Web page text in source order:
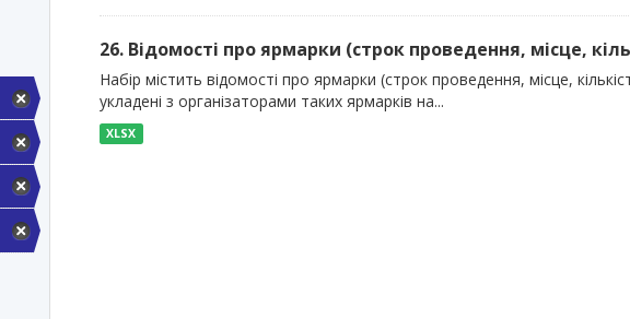
26. Відомості про ярмарки (строк проведення, місце,
Набір містить відомості про ярмарки (строк проведення, місце,
укладені з організаторами таких ярмарків на...
XLSX